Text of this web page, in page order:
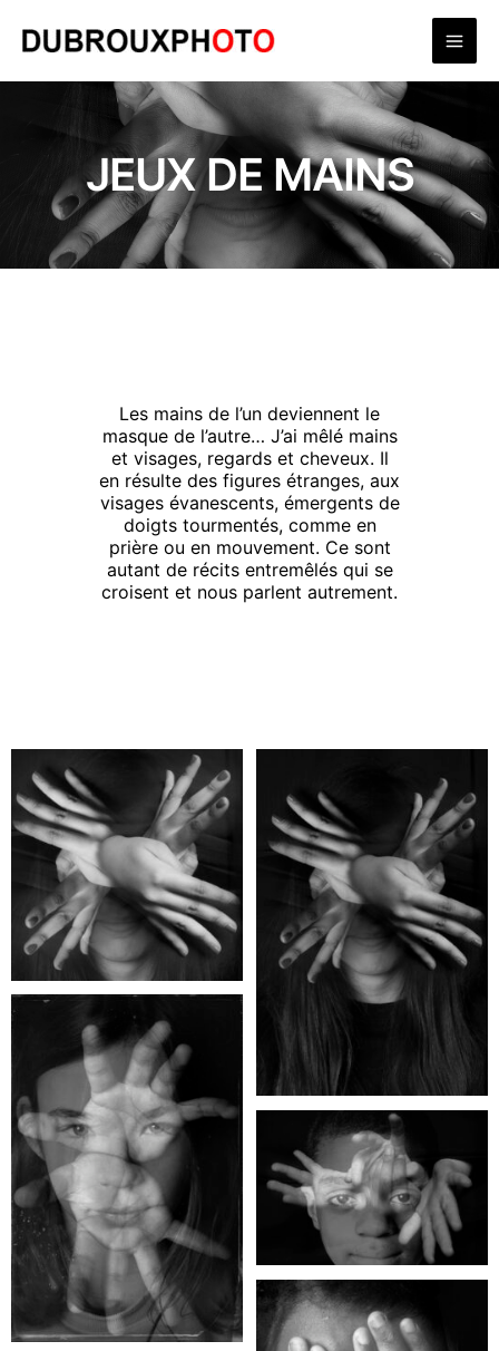
contenu
Main
JEUX DE MAINS
Les mains de l’un deviennent le
masque de l’autre… J’ai mêlé mains
et visages, regards et cheveux. Il
en résulte des figures étranges, aux
visages évanescents, émergents de
doigts tourmentés, comme en
prière ou en mouvement. Ce sont
autant de récits entremêlés qui se
croisent et nous parlent autrement.